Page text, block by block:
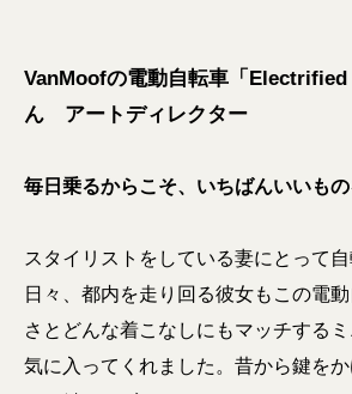
VanMoofの電動自転車「Electrified
ん アートディレクター
毎日乗るからこそ、いちばんいいも
スタイリストをしている妻にとって自
日々、都内を走り回る彼女もこの電
さとどんな着こなしにもマッチする
気に入ってくれました。昔から鍵をか